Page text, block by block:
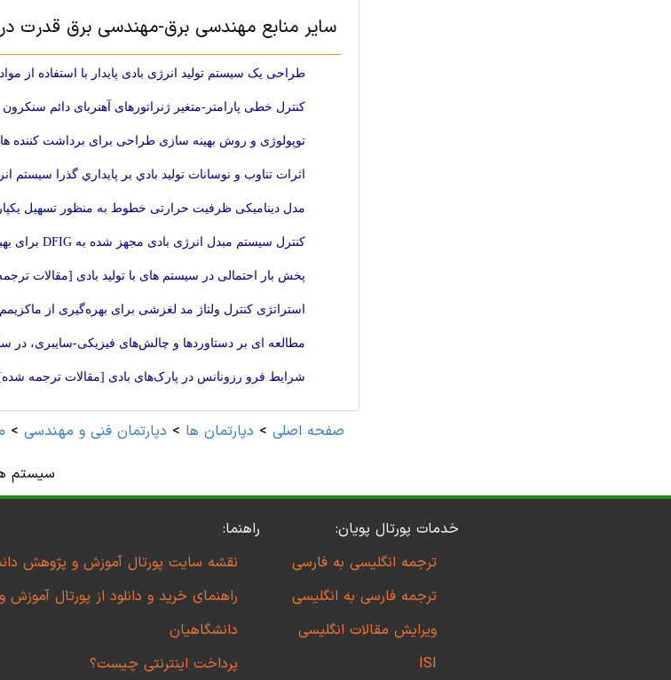
سایر منابع مهندسی برق-مهندسی برق قدرت در
طراحی یک سیستم تولید انرژی بادی پایدار با استفاده از
کنترل خطی پارامتر-متغیر ژنراتورهای آهنربای دائم
توپولوژی و روش بهینه سازی طراحی برای برداشت کننده
اثرات تناوب و نوسانات توليد بادي بر پايداري گذرا
مدل دینامیکی ظرفیت حرارتی خطوط به منظور تسهیل
کنترل سیستم مبدل انرژی بادی مجهز شده به DFIG برای بهبود کیفیت توان و تولید توان اکتیو [مقالات ترجمه شده]
پخش بار احتمالی در سیستم های با تولید بادی [مقالات
استراتژی کنترل ولتاژ مد لغزشی برای بهره‌گیری از
مطالعه ای بر دستاوردها و چالش‌های فیزیکی-سایبری، در
شرایط فرو رزونانس در پارک‌های بادی [مقالات ترجمه شده]
صفحه اصلی > دپارتمان ها > دپارتمان فنی و مهندسی >
سیستم
خدمات پورتال پویان:
ترجمه انگلیسی به فارسی
ترجمه فارسی به انگلیسی
ویرایش مقالات انگلیسی
ISI
راهنما:
نقشه سایت پورتال آموزش و پژوهش
راهنمای خرید و دانلود از پورتال
دانشگاهیان
پرداخت اینترنتی چیست؟